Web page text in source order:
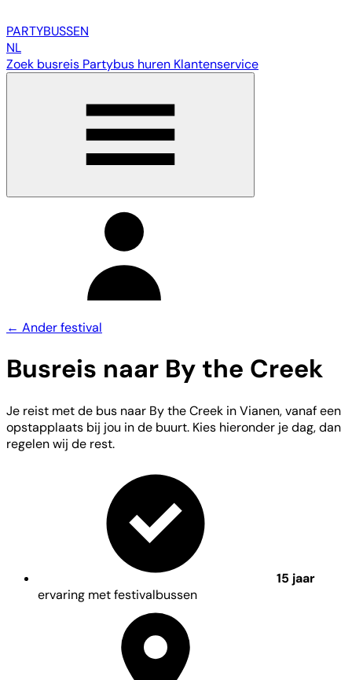
PARTYBUSSEN
NL
Zoek busreis Partybus huren Klantenservice
← Ander festival
Busreis naar By the Creek
Je reist met de bus naar By the Creek in Vianen, vanaf een
opstapplaats bij jou in de buurt. Kies hieronder je dag, dan
regelen wij de rest.
15 jaar
ervaring met festivalbussen